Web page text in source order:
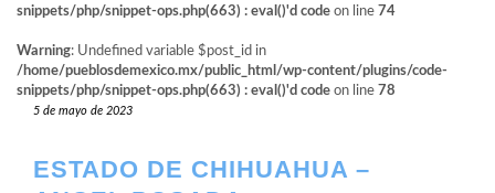
snippets/php/snippet-ops.php(663) : eval()'d code on line 74
Warning: Undefined variable $post_id in
/home/pueblosdemexico.mx/public_html/wp-content/plugins/code-
snippets/php/snippet-ops.php(663) : eval()'d code on line 78
5 de mayo de 2023
ESTADO DE CHIHUAHUA –